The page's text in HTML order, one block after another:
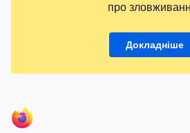
про
Докладніше